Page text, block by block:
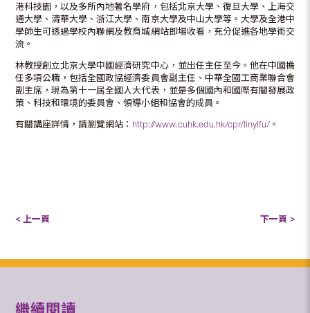
港科技園，以及多所內地著名學府，包括北京大學、復旦大學、上海交
通大學、清華大學、浙江大學、南京大學及中山大學等。大學及全港中
學師生可透過學校內聯網及教育城網站即場收看，充分促進各地學術交
流。
林教授創立北京大學中國經濟研究中心，並出任主任至今。他在中國擔
任多項公職，包括全國政協經濟委員會副主任、中華全國工商業聯合會
副主席，現為第十一屆全國人大代表，並是多個國內和國際有關發展政
策、科技和環境的委員會、領導小組和協會的成員。
有關講座詳情，請瀏覽網站： http://www.cuhk.edu.hk/cpr/linyifu/ 。
< 上一頁 下一頁 >